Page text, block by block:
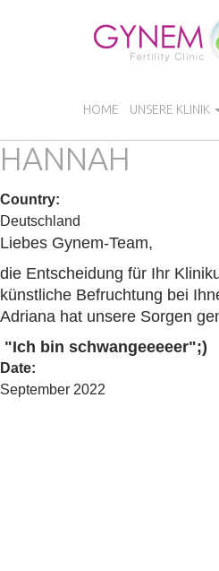
HOME UNSERE KLINIK
HANNAH
Country:
Deutschland
Liebes Gynem-Team,
die Entscheidung für Ihr
künstliche Befruchtung bei
Adriana hat unsere Sorgen
"Ich bin schwangeeeeer";)
Date:
September 2022